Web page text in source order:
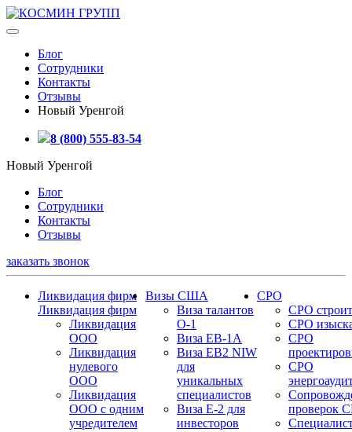
Блог
Сотрудники
Контакты
Отзывы
Новый Уренгой
8 (800) 555-83-54
Новый Уренгой
Блог
Сотрудники
Контакты
Отзывы
заказать звонок
Ликвидация фирм
Ликвидация фирм
Ликвидация
ООО
Ликвидация
нулевого
ООО
Ликвидация
ООО с одним
учредителем
Визы США
Виза талантов
О-1
Виза EB-1A
Виза EB2 NIW
для
уникальных
специалистов
Виза E-2 для
инвесторов
СРО
СРО
СРО
СРО
СРО
проверок